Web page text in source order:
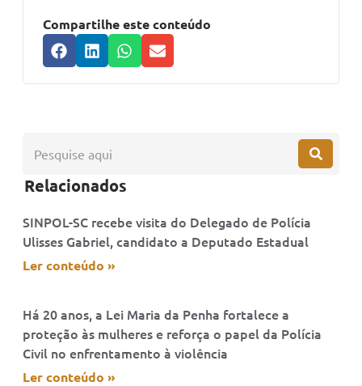
Compartilhe este conteúdo
Relacionados
SINPOL-SC recebe visita do Delegado de Polícia
Ulisses Gabriel, candidato a Deputado Estadual
Ler conteúdo »
Há 20 anos, a Lei Maria da Penha fortalece a
proteção às mulheres e reforça o papel da Polícia
Civil no enfrentamento à violência
Ler conteúdo »